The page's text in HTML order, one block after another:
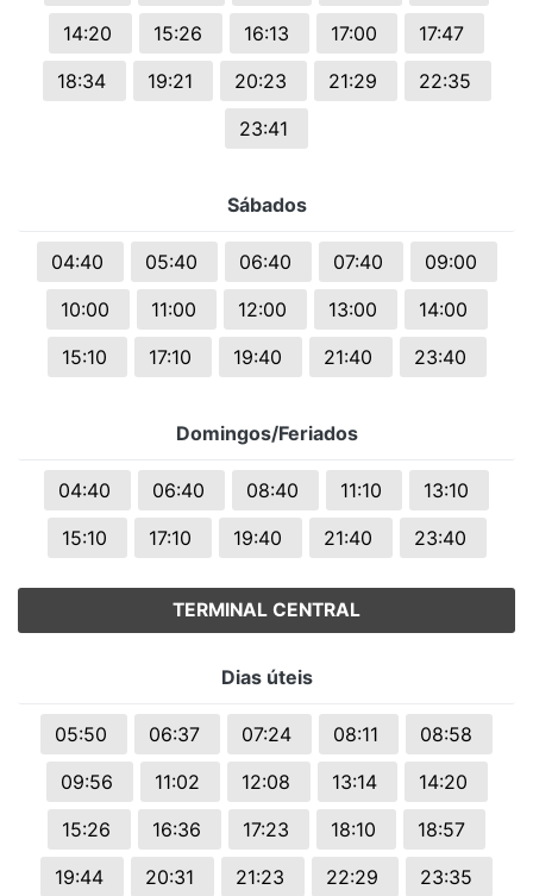
14:20
15:26 16:13 17:00
17:47
18:34
19:21 20:23 21:29
22:35
23:41
Sábados
04:40 05:40 06:40 07:40
09:00
10:00
11:00 12:00 13:00
14:00
15:10
17:10 19:40 21:40 23:40
Domingos/Feriados
04:40 06:40 08:40 11:10
13:10
15:10
17:10 19:40 21:40 23:40
TERMINAL CENTRAL
Dias úteis
05:50 06:37 07:24 08:11
08:58
09:56
11:02 12:08 13:14
14:20
15:26
16:36 17:23 18:10
18:57
19:44
20:31 21:23 22:29
23:35